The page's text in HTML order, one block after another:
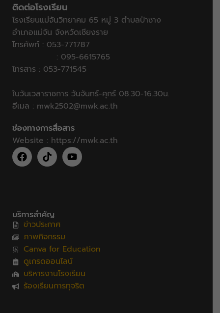
ติดต่อโรงเรียน
โรงเรียนแม่จันวิทยาคม 65 หมู่ 3 ตำบลป่าซาง
อำเภอแม่จัน จังหวัดเชียงราย
โทรศัพท์ : 053-771787
: 095-6615765
โทรสาร : 053-771545
ในวันเวลาราชการ วันจันทร์-ศุกร์ 08.30-16.30น.
อีเมล : mwk2502@mwk.ac.th
ช่องทางการสื่อสาร
Website : https://mwk.ac.th
บริการสำคัญ
ข่าวประกาศ
ภาพกิจกรรม
Canva for Education
ดูเกรดออนไลน์
บริหารงานโรงเรียน
ร้องเรียนการทุจริต